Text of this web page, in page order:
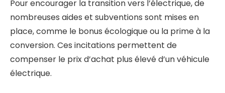
Pour encourager la transition vers l’électrique, de
nombreuses aides et subventions sont mises en
place, comme le bonus écologique ou la prime à la
conversion. Ces incitations permettent de
compenser le prix d’achat plus élevé d’un véhicule
électrique.